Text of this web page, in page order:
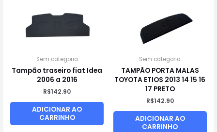
Sem categoria
Tampão traseiro fiat Idea
2006 a 2016
R$142.90
ADICIONAR AO
CARRINHO
Sem categoria
TAMPÃO PORTA MALAS
TOYOTA ETIOS 2013 14 15 16
17 PRETO
R$142.90
ADICIONAR AO
CARRINHO